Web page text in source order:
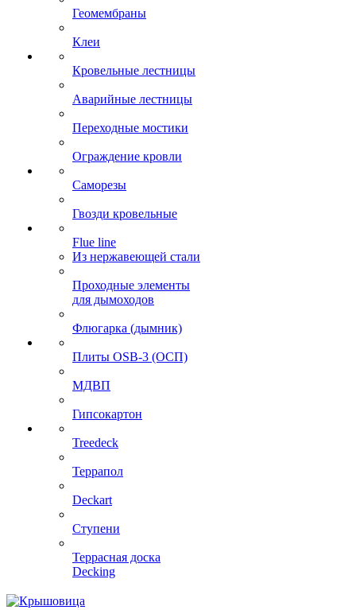
Геомембраны
Клеи
Кровельные лестницы
Аварийные лестницы
Переходные мостики
Ограждение кровли
Саморезы
Гвозди кровельные
Flue line
Из нержавеющей стали
Проходные элементы
для дымоходов
Флюгарка (дымник)
Плиты OSB-3 (ОСП)
МДВП
Гипсокартон
Treedeck
Террапол
Deckart
Ступени
Террасная доска
Decking